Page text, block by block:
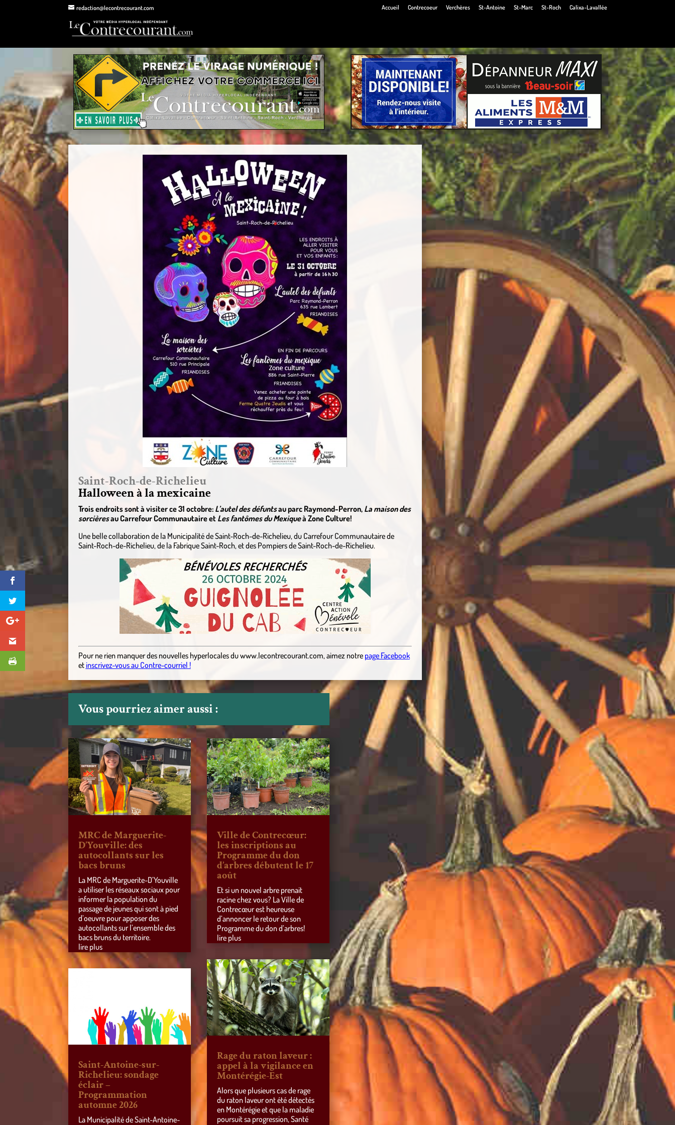
redaction@lecontrecourant.com Accueil Contrecoeur Verchères St-Antoine St-Marc St-Roch Calixa-Lavallée
Saint-Roch-de-Richelieu
Halloween à la mexicaine
Trois endroits sont à visiter ce 31 octobre: L’autel des défuntsau parc Raymond-Perron,La maison des
sorcièresau Carrefour Communautaire et Les fantômes du Mexiqueà Zone Culture!
Une belle collaboration de la Municipalité de Saint-Roch-de-Richelieu, du Carrefour Communautaire de
Saint-Roch-de-Richelieu, de la Fabrique Saint-Roch, et des Pompiers de Saint-Roch-de-Richelieu.
Pour ne rien manquer des nouvelles hyperlocalesduwww.lecontrecourant.com,aimez notre page Facebook
etinscrivez-vous au Contre-courriel !
Vous pourriez aimer aussi :
MRC de Marguerite-
D’Youville: des
autocollants sur les
bacs bruns
La MRC de Marguerite-D’Youville
a utiliser les réseaux sociaux pour
informer la population du
passage de jeunes qui sont à pied
d’oeuvre pour apposer des
autocollants sur l’ensemble des
bacs bruns du territoire.
lire plus
Saint-Antoine-sur-
Richelieu: sondage
éclair –
Programmation
automne 2026
La Municipalité de Saint-Antoine-
Ville de Contrecœur:
les inscriptions au
Programme du don
d’arbres débutent le 17
août
Et si un nouvel arbre prenait
racine chez vous? La Ville de
Contrecœur est heureuse
d’annoncer le retour de son
Programme du don d’arbres!
lire plus
Rage du raton laveur :
appel à la vigilance en
Montérégie-Est
Alors que plusieurs cas de rage
du raton laveur ont été détectés
en Montérégie et que la maladie
poursuit sa progression, Santé